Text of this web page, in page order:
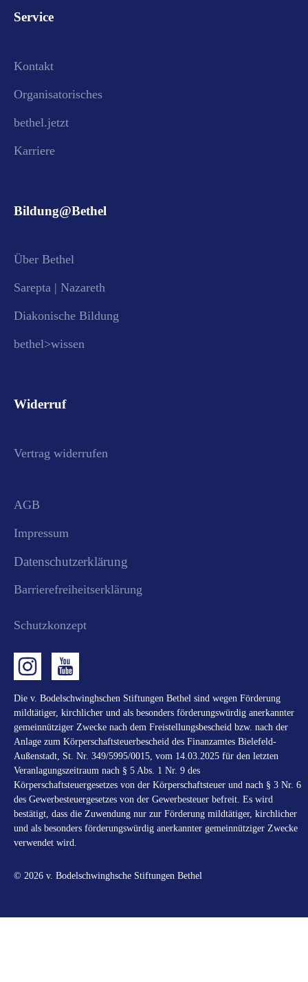
Service
Kontakt
Organisatorisches
bethel.jetzt
Karriere
Bildung@Bethel
Über Bethel
Sarepta | Nazareth
Diakonische Bildung
bethel>wissen
Widerruf
Vertrag widerrufen
AGB
Impressum
Datenschutzerklärung
Barrierefreiheitserklärung
Schutzkonzept
Die v. Bodelschwinghschen Stiftungen Bethel sind wegen Förderung
mildtätiger, kirchlicher und als besonders förderungswürdig anerkannter
gemeinnütziger Zwecke nach dem Freistellungsbescheid bzw. nach der
Anlage zum Körperschaftsteuerbescheid des Finanzamtes Bielefeld-
Außenstadt, St. Nr. 349/5995/0015, vom 14.03.2025 für den letzten
Veranlagungszeitraum nach § 5 Abs. 1 Nr. 9 des
Körperschaftsteuergesetzes von der Körperschaftsteuer und nach § 3 Nr. 6
des Gewerbesteuergesetzes von der Gewerbesteuer befreit. Es wird
bestätigt, dass die Zuwendung nur zur Förderung mildtätiger, kirchlicher
und als besonders förderungswürdig anerkannter gemeinnütziger Zwecke
verwendet wird.
© 2026 v. Bodelschwinghsche Stiftungen Bethel